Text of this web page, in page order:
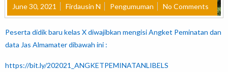
June 30, 2021 Firdausin N Pengumuman No Comments
Peserta didik baru kelas X diwajibkan mengisi Angket Peminatan dan
data Jas Almamater dibawah ini :
https://bit.ly/202021_ANGKETPEMINATANLIBELS